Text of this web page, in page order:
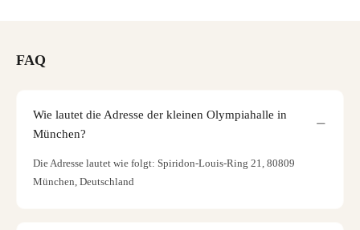
FAQ
Wie lautet die Adresse der kleinen Olympiahalle in
München?
Die Adresse lautet wie folgt: Spiridon-Louis-Ring 21, 80809
München, Deutschland